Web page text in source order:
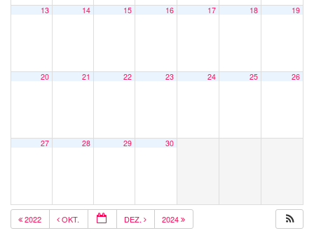
13 14 15 16 17 18 19
20 21 22 23 24 25 26
27 28 29 30
2022 OKT. DEZ. 2024